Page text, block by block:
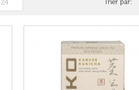
24 Trier par: